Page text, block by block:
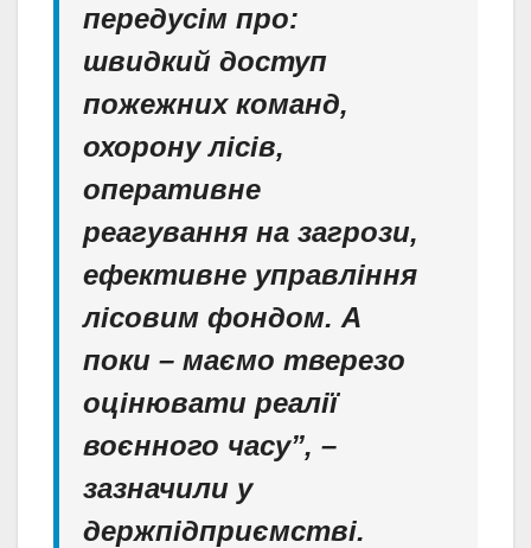
передусім про:
швидкий доступ
пожежних команд,
охорону лісів,
оперативне
реагування на загрози,
ефективне управління
лісовим фондом. А
поки – маємо тверезо
оцінювати реалії
воєнного часу”, –
зазначили у
держпідприємстві.